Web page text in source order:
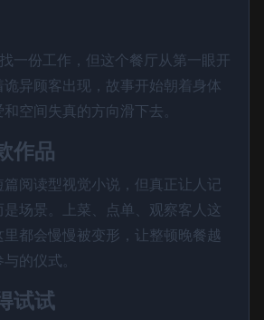
一份工作，但这个餐厅从第一眼开
异顾客出现，故事开始朝着身体
空间失真的方向滑下去。
作品
阅读型视觉小说，但真正让人记
场景。上菜、点单、观察客人这
都会慢慢被变形，让整顿晚餐越
的仪式。
试试